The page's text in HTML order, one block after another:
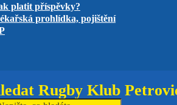
platit příspěvky?
prohlídka, pojištění
Rugby Klub